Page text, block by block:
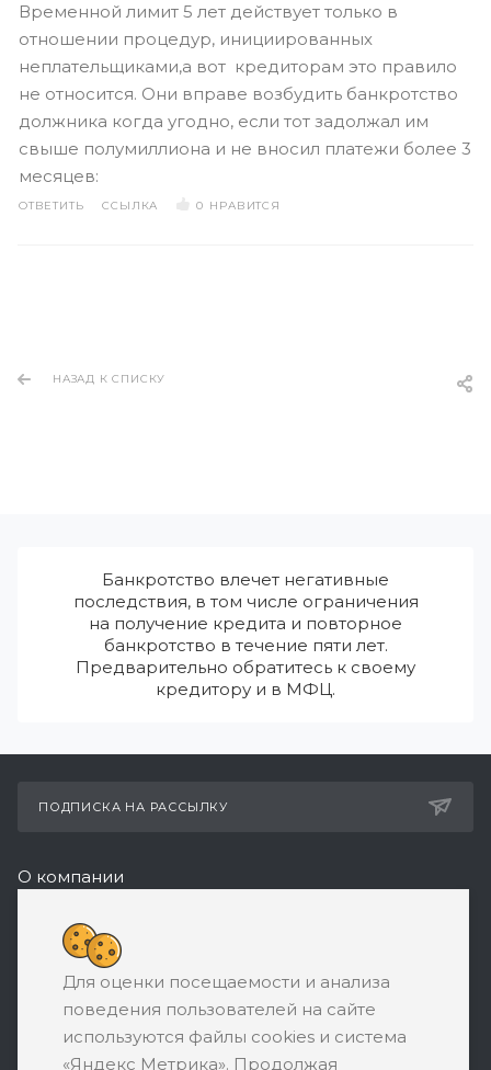
Временной лимит 5 лет действует только в
отношении процедур, инициированных
неплательщиками,а вот кредиторам это правило
не относится. Они вправе возбудить банкротство
должника когда угодно, если тот задолжал им
свыше полумиллиона и не вносил платежи более 3
месяцев:
ОТВЕТИТЬ ССЫЛКА 0 НРАВИТСЯ
НАЗАД К СПИСКУ
Банкротство влечет негативные
последствия, в том числе ограничения
на получение кредита и повторное
банкротство в течение пяти лет.
Предварительно обратитесь к своему
кредитору и в МФЦ.
ПОДПИСКА НА РАССЫЛКУ
О компании
Реквизиты
8 (800) 550-08-77
ЗАКАЗАТЬ ЗВОНОК
support@ratingbankrotstva.ru
Для оценки посещаемости и анализа
поведения пользователей на сайте
используются файлы cookies и система
«Яндекс Метрика». Продолжая